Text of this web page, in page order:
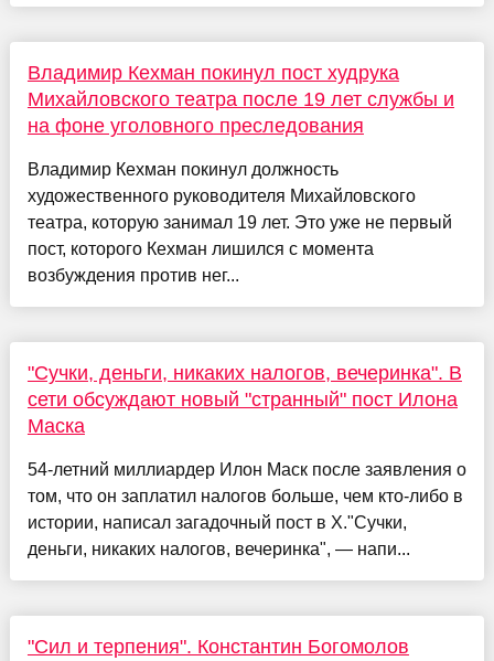
Владимир Кехман покинул пост худрука
Михайловского театра после 19 лет службы и
на фоне уголовного преследования
Владимир Кехман покинул должность
художественного руководителя Михайловского
театра, которую занимал 19 лет. Это уже не первый
пост, которого Кехман лишился с момента
возбуждения против нег...
"Сучки, деньги, никаких налогов, вечеринка". В
сети обсуждают новый "странный" пост Илона
Маска
54-летний миллиардер Илон Маск после заявления о
том, что он заплатил налогов больше, чем кто-либо в
истории, написал загадочный пост в X."Сучки,
деньги, никаких налогов, вечеринка", — напи...
"Сил и терпения". Константин Богомолов